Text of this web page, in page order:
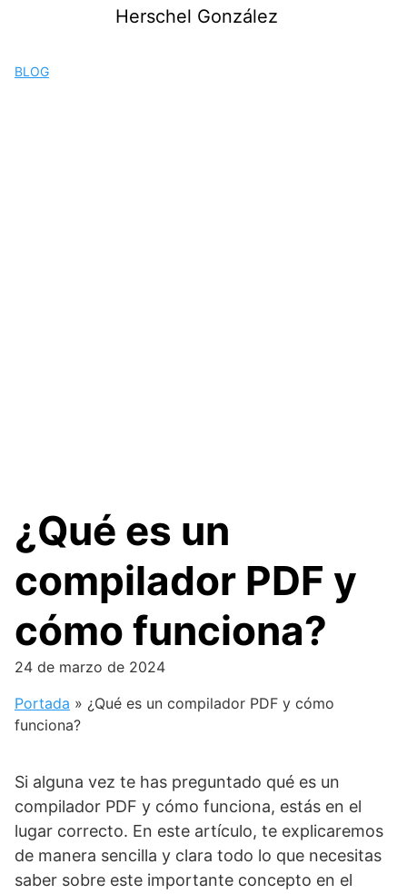
Herschel González
BLOG
¿Qué es un
compilador PDF y
cómo funciona?
24 de marzo de 2024
Portada » ¿Qué es un compilador PDF y cómo
funciona?
Si alguna vez te has preguntado qué es un
compilador PDF y cómo funciona, estás en el
lugar correcto. En este artículo, te explicaremos
de manera sencilla y clara todo lo que necesitas
saber sobre este importante concepto en el